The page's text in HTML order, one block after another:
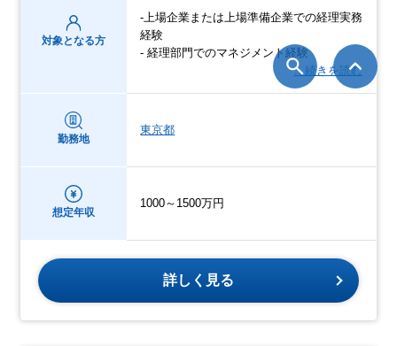
対象となる方
-上場企業または上場準備企業での経理実務
経験
- 経理部門でのマネジメント経験
…続きを読む
勤務地
東京都
想定年収
1000～1500万円
詳しく見る